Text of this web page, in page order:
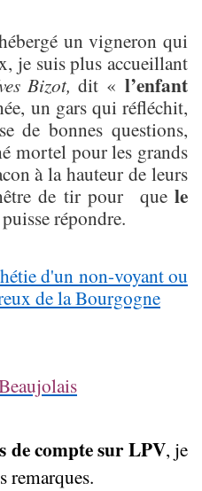
un vigneron qui
je suis plus accueillant
Bizot, dit «l’enfant
un gars qui réfléchit,
de bonnes questions,
mortel pour les grands
à la hauteur de leurs
de tir pour que le
puisse répondre.
d'un non-voyant ou
de la Bourgogne
de compte sur LPV, je
remarques.